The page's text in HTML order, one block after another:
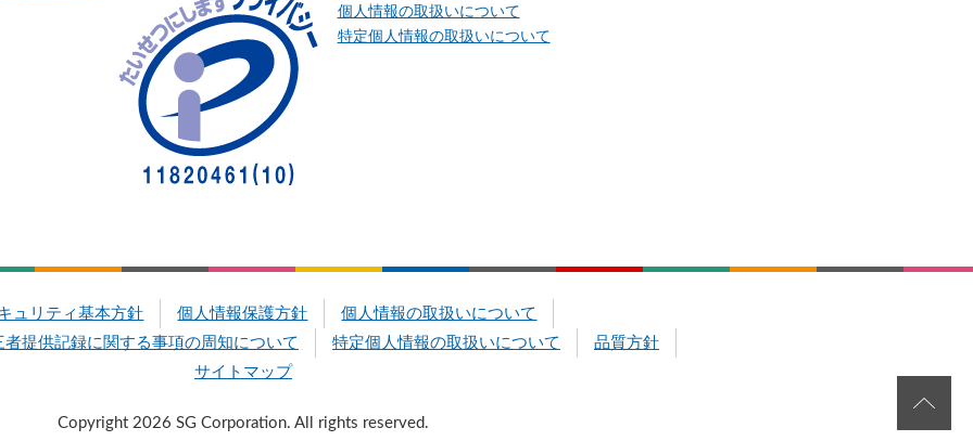
個人情報の取扱いについて
特定個人情報の取扱いについて
ュリティ基本方針 個人情報保護方針
個人情報の取扱いについて
提供記録に関する事項の周知について
特定個人情報の取扱いについて
品質方針
サイトマップ
Copyright 2026 SG Corporation. All rights reserved.